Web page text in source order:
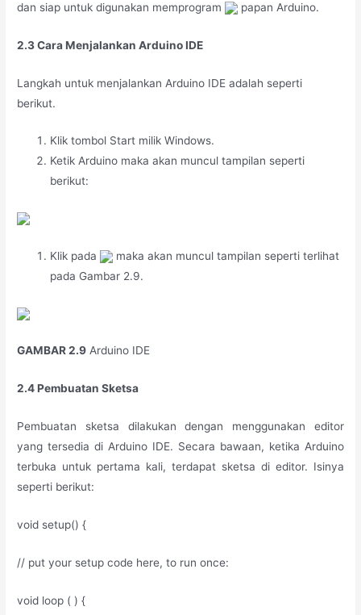
dan siap untuk digunakan memprogram
papan Arduino.
2.3 Cara Menjalankan Arduino IDE
Langkah untuk menjalankan Arduino IDE adalah seperti
berikut.
Klik tombol Start milik Windows.
Ketik Arduino maka akan muncul tampilan seperti
berikut:
Klik pada
maka akan muncul tampilan seperti terlihat
pada Gambar 2.9.
GAMBAR 2.9 Arduino IDE
2.4 Pembuatan Sketsa
Pembuatan sketsa dilakukan dengan menggunakan editor
yang tersedia di Arduino IDE. Secara bawaan, ketika Arduino
terbuka untuk pertama kali, terdapat sketsa di editor. Isinya
seperti berikut:
void setup() {
// put your setup code here, to run once:
void loop ( ) {